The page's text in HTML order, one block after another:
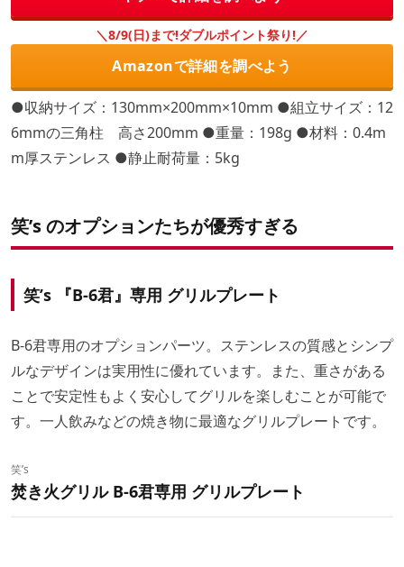
＼8/9(日)まで!ダブルポイント祭り!／
Amazonで詳細を調べよう
●収納サイズ：130mm×200mm×10mm ●組立サイズ：12
6mmの三角柱 高さ200mm ●重量：198g ●材料：0.4m
m厚ステンレス ●静止耐荷量：5kg
笑’s のオプションたちが優秀すぎる
笑’s 『B-6君』専用 グリルプレート
B-6君専用のオプションパーツ。ステンレスの質感とシンプ
ルなデザインは実用性に優れています。また、重さがある
ことで安定性もよく安心してグリルを楽しむことが可能で
す。一人飲みなどの焼き物に最適なグリルプレートです。
笑’s
焚き火グリル B-6君専用 グリルプレート